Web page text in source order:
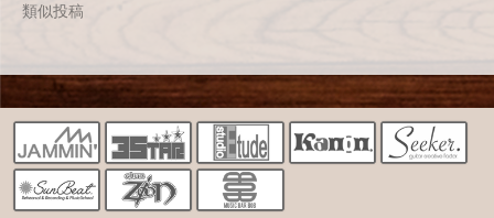
類似投稿